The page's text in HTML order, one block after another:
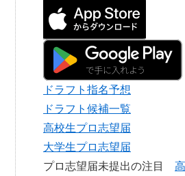
ドラフト指名予想
ドラフト候補一覧
高校生プロ志望届
大学生プロ志望届
プロ志望届未提出の注目